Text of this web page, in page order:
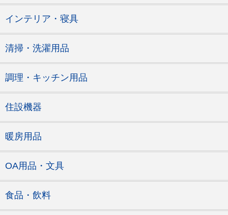
インテリア・寝具
清掃・洗濯用品
調理・キッチン用品
住設機器
暖房用品
OA用品・文具
食品・飲料